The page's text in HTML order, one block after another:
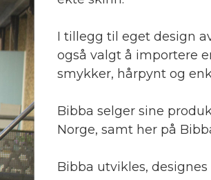
I tillegg til eget design
også valgt å importere
smykker, hårpynt og
Bibba selger sine
Norge, samt her på
Bibba utvikles,